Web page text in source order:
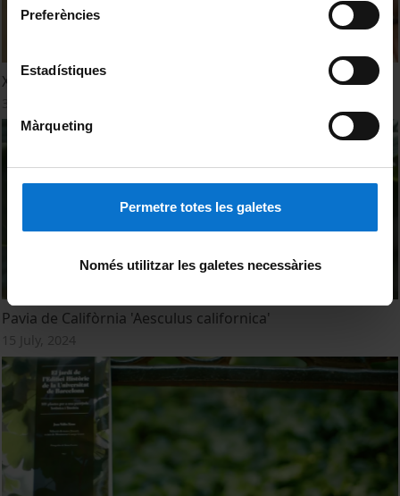
Preferències
Estadístiques
Màrqueting
Permetre totes les galetes
Només utilitzar les galetes necessàries
XI Festa de la Ciència
Pavia de Califòrnia 'Aesculus californica'
15 July, 2024